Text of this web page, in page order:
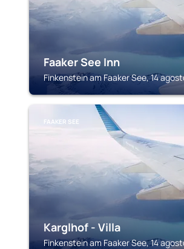
Faaker See Inn
Finkenstein am Faaker See, 14
FAAKER SEE
Karglhof - Villa
Finkenstein am Faaker See, 14